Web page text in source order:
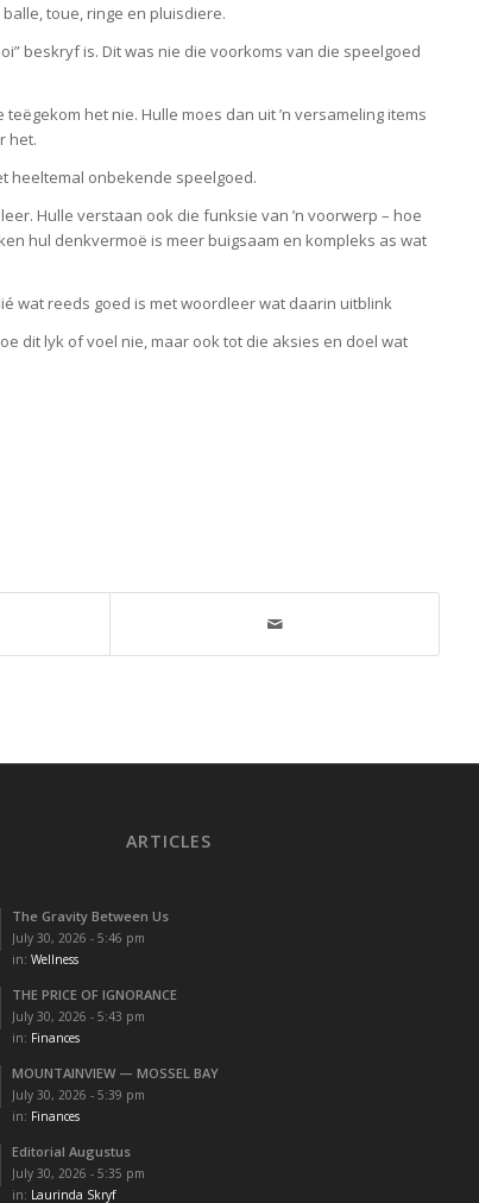
toue, ringe en pluisdiere.
beskryf is. Dit was nie die voorkoms van die speelgoed
het nie. Hulle moes dan uit ’n versameling items
het.
heeltemal onbekende speelgoed.
Hulle verstaan ook die funksie van ’n voorwerp – hoe
hul denkvermoë is meer buigsaam en kompleks as wat
wat reeds goed is met woordleer wat daarin uitblink
dit lyk of voel nie, maar ook tot die aksies en doel wat
ARTICLES
The Gravity Between Us
July 30, 2026 - 5:46 pm
in: Wellness
THE PRICE OF IGNORANCE
July 30, 2026 - 5:43 pm
in: Finances
MOUNTAINVIEW — MOSSEL BAY
July 30, 2026 - 5:39 pm
in: Finances
Editorial Augustus
July 30, 2026 - 5:35 pm
in: Laurinda Skryf